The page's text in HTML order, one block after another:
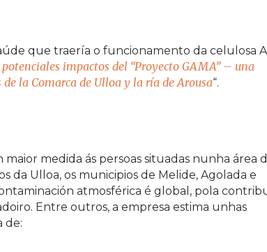
que traería o funcionamento da celulosa
impactos del “Proyecto GAMA” – una
la Comarca de Ulloa y la ría de Arousa“.
medida ás persoas situadas nunha área
da Ulloa, os municipios de Melide, Agolada e
atmosférica é global, pola
Entre outros, a empresa estima unhas
de: